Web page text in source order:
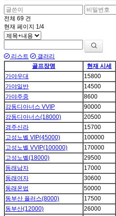
전체 69 건
현재 페이지 1/4
리스트
갤러리
골프장명
현재 시세
가야우대
15800
가야일반
14500
가야주중
8600
강동디아너스 VVIP
90000
강동디아너스(18000)
20500
경주신라
15700
고성노벨 VIP(45000)
100000
고성노벨 VVIP(100000)
170000
고성노벨(18000)
29500
동래남자
17000
동래여자
30600
동래온법
50000
동부산 플러스(8000)
17500
동부산(12000)
26000